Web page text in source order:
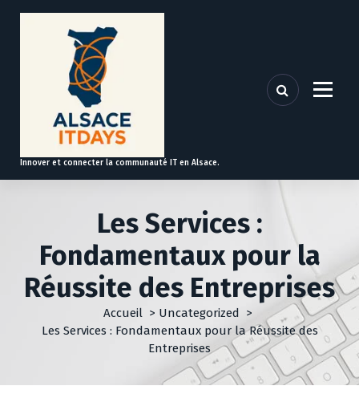
t
Innover et connecter la communauté IT en Alsace.
Les Services :
Fondamentaux pour la
Réussite des Entreprises
Accueil > Uncategorized >
Les Services : Fondamentaux pour la Réussite des
Entreprises